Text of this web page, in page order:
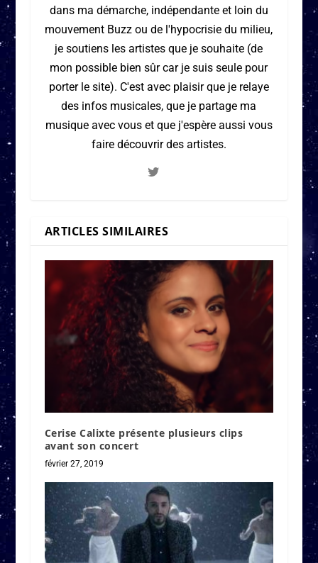
dans ma démarche, indépendante et loin du
mouvement Buzz ou de l'hypocrisie du milieu,
je soutiens les artistes que je souhaite (de
mon possible bien sûr car je suis seule pour
porter le site). C'est avec plaisir que je relaye
des infos musicales, que je partage ma
musique avec vous et que j'espère aussi vous
faire découvrir des artistes.
ARTICLES SIMILAIRES
Cerise Calixte présente plusieurs clips
avant son concert
février 27, 2019